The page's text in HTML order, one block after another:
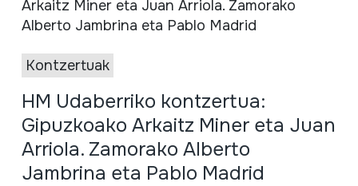
Kontzertuak
HM Udaberriko kontzertua:
Gipuzkoako Arkaitz Miner eta Juan
Arriola. Zamorako Alberto
Jambrina eta Pablo Madrid